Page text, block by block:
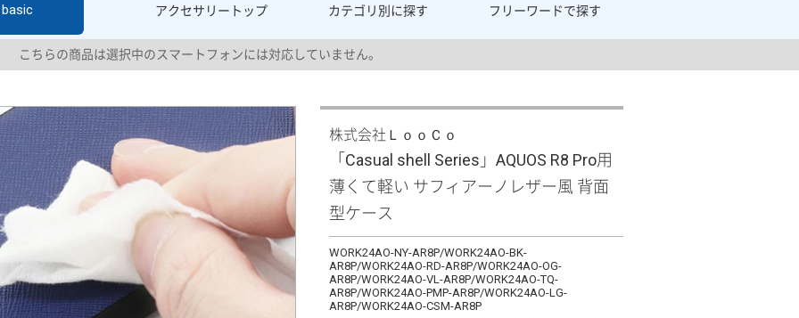
アクセサリー トップ カテゴリ別に探す フリーワードで探す
basic
こちらの商品は選択中のスマートフォンには対応していません。
株式会社ＬｏｏＣｏ
「Casual shell Series」AQUOS R8 Pro用
薄くて軽い サフィアーノレザー風 背面
型ケース
WORK24AO-NY-AR8P/WORK24AO-BK-
AR8P/WORK24AO-RD-AR8P/WORK24AO-OG-
AR8P/WORK24AO-VL-AR8P/WORK24AO-TQ-
AR8P/WORK24AO-PMP-AR8P/WORK24AO-LG-
AR8P/WORK24AO-CSM-AR8P